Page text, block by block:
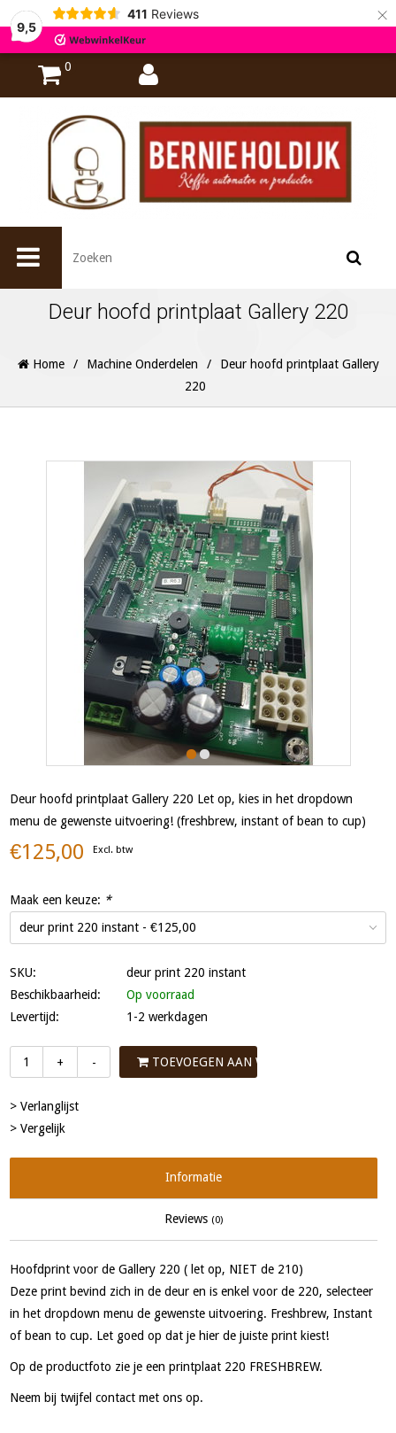
9,5
411 Reviews ×
0
Deur hoofd printplaat Gallery 220
Home / Machine Onderdelen /
Deur hoofd printplaat Gallery
220
Deur hoofd printplaat Gallery 220 Let op, kies in het dropdown
menu de gewenste uitvoering! (freshbrew, instant of bean to cup)
€125,00 Excl. btw
Maak een keuze: *
SKU:
deur print 220 instant
Beschikbaarheid:
Op voorraad
Levertijd:
1-2 werkdagen
+ - TOEVOEGEN AAN WINKELWAGEN
> Verlanglijst
> Vergelijk
Informatie
Reviews (0)
Hoofdprint voor de Gallery 220 ( let op, NIET de 210)
Deze print bevind zich in de deur en is enkel voor de 220, selecteer
in het dropdown menu de gewenste uitvoering. Freshbrew, Instant
of bean to cup. Let goed op dat je hier de juiste print kiest!
Op de productfoto zie je een printplaat 220 FRESHBREW.
Neem bij twijfel contact met ons op.